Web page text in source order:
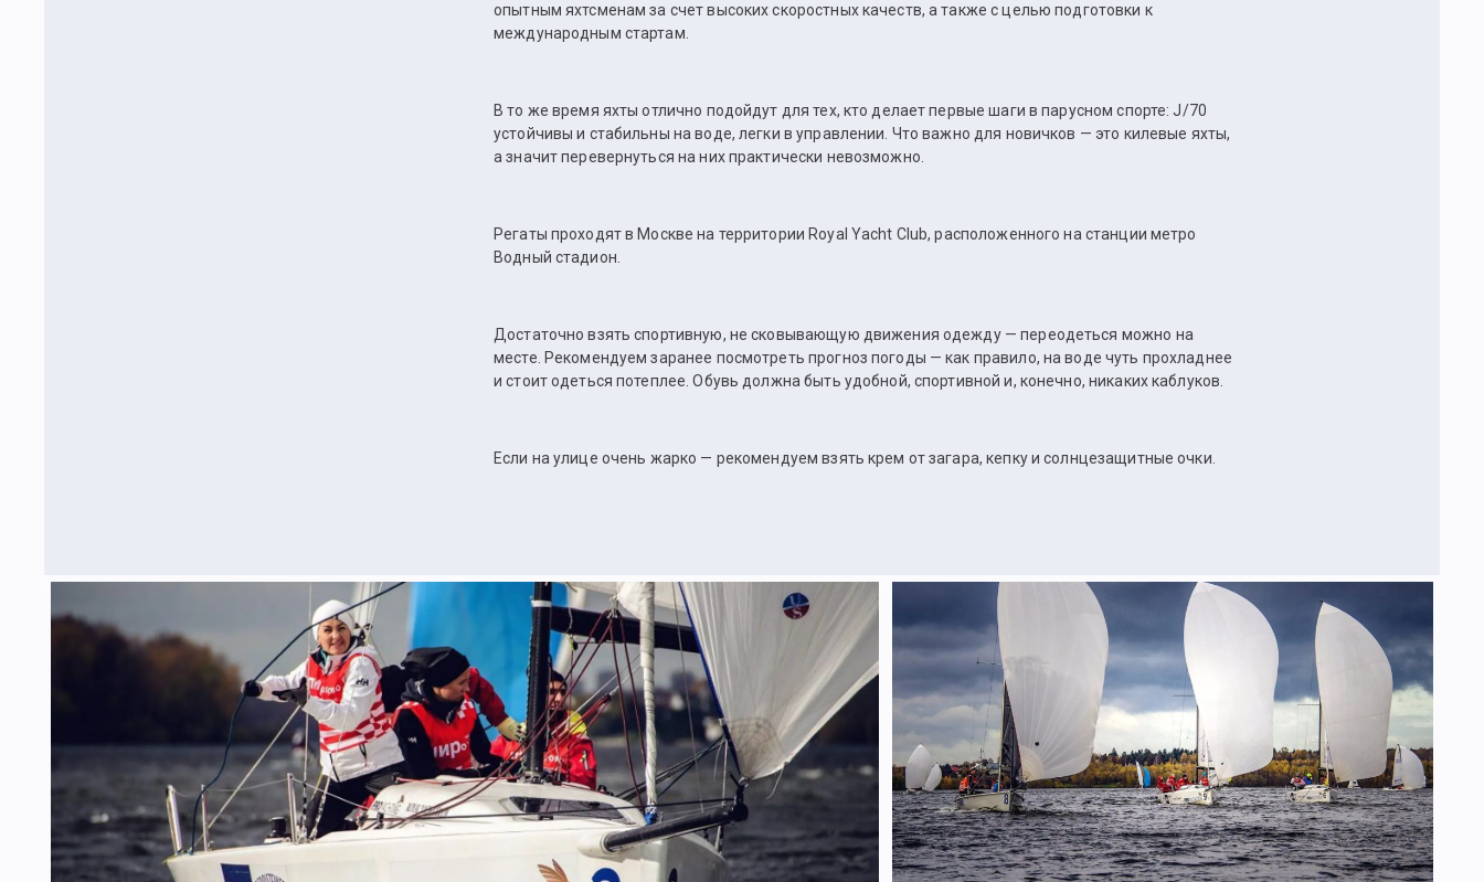
опытным яхтсменам за счет высоких скоростных качеств, а также с целью подготовки к
международным стартам.
В то же время яхты отлично подойдут для тех, кто делает первые шаги в парусном спорте: J/70
устойчивы и стабильны на воде, легки в управлении. Что важно для новичков — это килевые яхты,
а значит перевернуться на них практически невозможно.
Регаты проходят в Москве на территории Royal Yacht Club, расположенного на станции метро
Водный стадион.
Достаточно взять спортивную, не сковывающую движения одежду — переодеться можно на
месте. Рекомендуем заранее посмотреть прогноз погоды — как правило, на воде чуть прохладнее
и стоит одеться потеплее. Обувь должна быть удобной, спортивной и, конечно, никаких каблуков.
Если на улице очень жарко — рекомендуем взять крем от загара, кепку и солнцезащитные очки.